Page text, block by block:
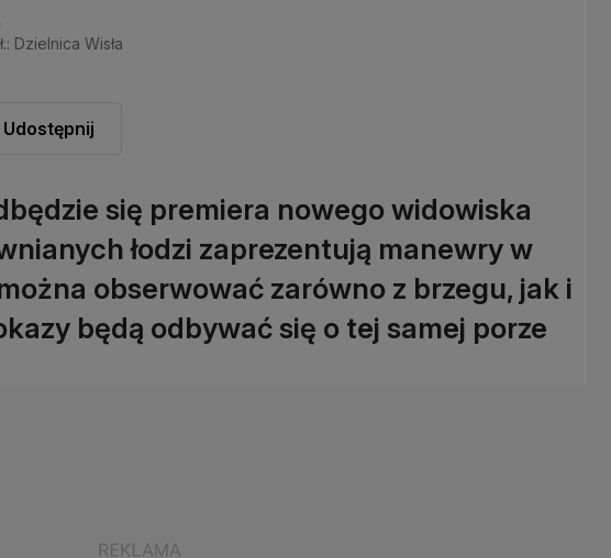
Dzielnica Wisła
Udostępnij
się premiera nowego widowiska
łodzi zaprezentują manewry w
obserwować zarówno z brzegu, jak i
będą odbywać się o tej samej porze